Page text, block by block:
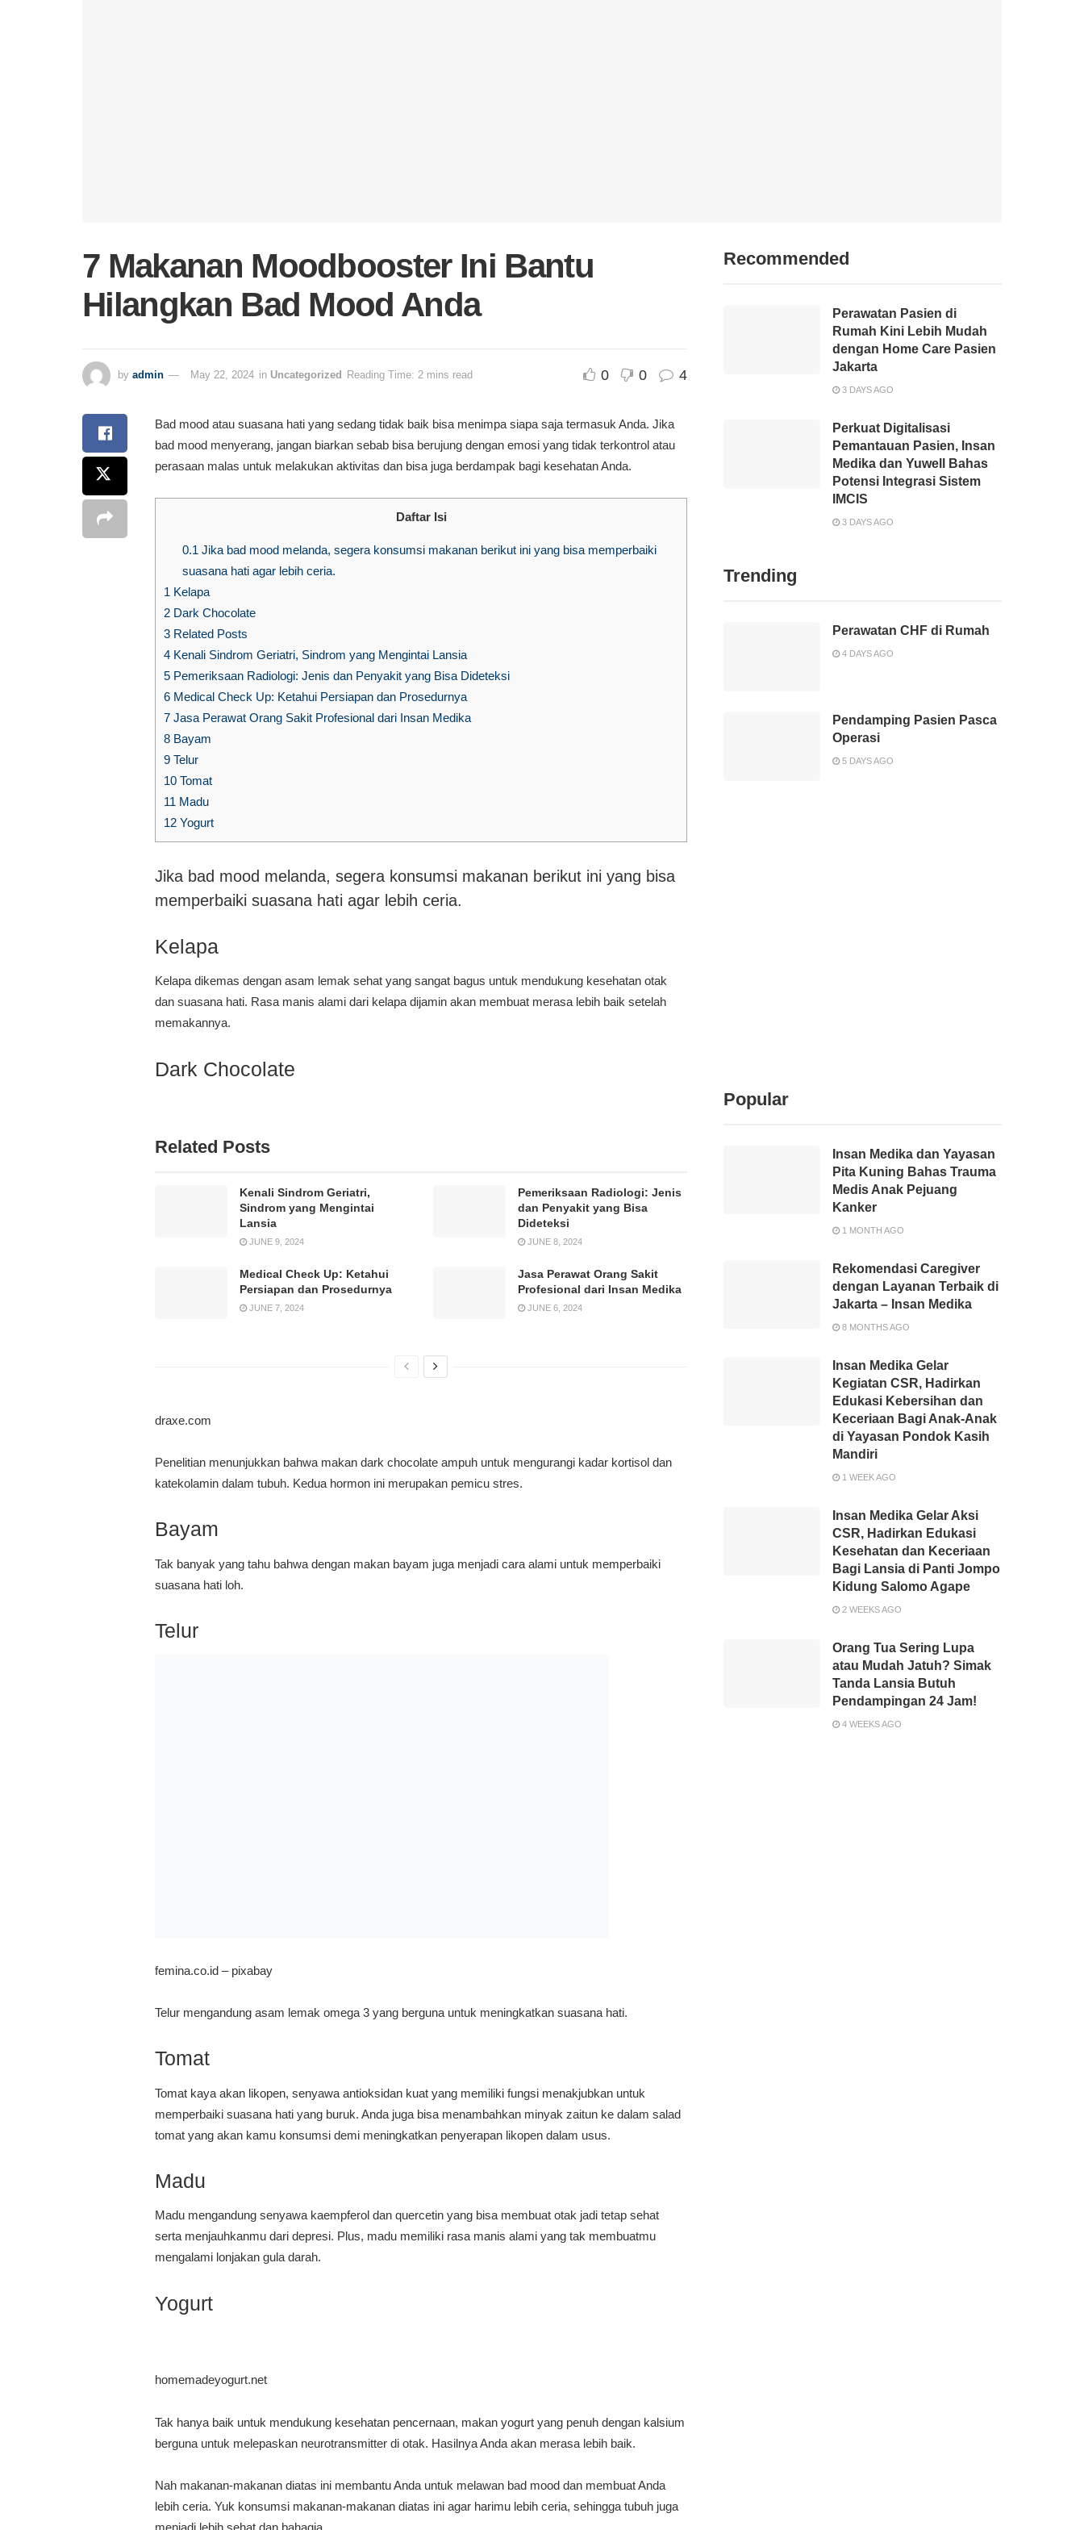
7 Makanan Moodbooster Ini Bantu
Hilangkan Bad Mood Anda
by admin May 22, 2024 in Uncategorized Reading Time: 2 mins read 0 0 4
Bad mood atau suasana hati yang sedang tidak baik bisa menimpa siapa saja termasuk Anda. Jika
bad mood menyerang, jangan biarkan sebab bisa berujung dengan emosi yang tidak terkontrol atau
perasaan malas untuk melakukan aktivitas dan bisa juga berdampak bagi kesehatan Anda.
Daftar Isi
0.1Jika bad mood melanda, segera konsumsi makanan berikut ini yang bisa memperbaiki
suasana hati agar lebih ceria.
1 Kelapa
2 Dark Chocolate
3 Related Posts
4 Kenali Sindrom Geriatri, Sindrom yang Mengintai Lansia
5 Pemeriksaan Radiologi: Jenis dan Penyakit yang Bisa Dideteksi
6 Medical Check Up: Ketahui Persiapan dan Prosedurnya
7 Jasa Perawat Orang Sakit Profesional dari Insan Medika
8 Bayam
9 Telur
10 Tomat
11 Madu
12 Yogurt
Jika bad mood melanda, segera konsumsi makanan berikut ini yang bisa
memperbaiki suasana hati agar lebih ceria.
Kelapa
Kelapa dikemas dengan asam lemak sehat yang sangat bagus untuk mendukung kesehatan otak
dan suasana hati. Rasa manis alami dari kelapa dijamin akan membuat merasa lebih baik setelah
memakannya.
Dark Chocolate
Related Posts
Kenali Sindrom Geriatri,
Sindrom yang Mengintai
Lansia
JUNE 9, 2024
Pemeriksaan Radiologi: Jenis
dan Penyakit yang Bisa
Dideteksi
JUNE 8, 2024
Medical Check Up: Ketahui
Persiapan dan Prosedurnya
JUNE 7, 2024
Jasa Perawat Orang Sakit
Profesional dari Insan Medika
JUNE 6, 2024
draxe.com
Penelitian menunjukkan bahwa makan dark chocolate ampuh untuk mengurangi kadar kortisol dan
katekolamin dalam tubuh. Kedua hormon ini merupakan pemicu stres.
Bayam
Tak banyak yang tahu bahwa dengan makan bayam juga menjadi cara alami untuk memperbaiki
suasana hati loh.
Telur
femina.co.id – pixabay
Telur mengandung asam lemak omega 3 yang berguna untuk meningkatkan suasana hati.
Tomat
Tomat kaya akan likopen, senyawa antioksidan kuat yang memiliki fungsi menakjubkan untuk
memperbaiki suasana hati yang buruk. Anda juga bisa menambahkan minyak zaitun ke dalam salad
tomat yang akan kamu konsumsi demi meningkatkan penyerapan likopen dalam usus.
Madu
Madu mengandung senyawa kaempferol dan quercetin yang bisa membuat otak jadi tetap sehat
serta menjauhkanmu dari depresi. Plus, madu memiliki rasa manis alami yang tak membuatmu
mengalami lonjakan gula darah.
Yogurt
homemadeyogurt.net
Tak hanya baik untuk mendukung kesehatan pencernaan, makan yogurt yang penuh dengan kalsium
berguna untuk melepaskan neurotransmitter di otak. Hasilnya Anda akan merasa lebih baik.
Nah makanan-makanan diatas ini membantu Anda untuk melawan bad mood dan membuat Anda
lebih ceria. Yuk konsumsi makanan-makanan diatas ini agar harimu lebih ceria, sehingga tubuh juga
menjadi lebih sehat dan bahagia.
Recommended
Perawatan Pasien di
Rumah Kini Lebih Mudah
dengan Home Care Pasien
Jakarta
3 DAYS AGO
Perkuat Digitalisasi
Pemantauan Pasien, Insan
Medika dan Yuwell Bahas
Potensi Integrasi Sistem
IMCIS
3 DAYS AGO
Trending
Perawatan CHF di Rumah
4 DAYS AGO
Pendamping Pasien Pasca
Operasi
5 DAYS AGO
Popular
Insan Medika dan Yayasan
Pita Kuning Bahas Trauma
Medis Anak Pejuang
Kanker
1 MONTH AGO
Rekomendasi Caregiver
dengan Layanan Terbaik di
Jakarta – Insan Medika
8 MONTHS AGO
Insan Medika Gelar
Kegiatan CSR, Hadirkan
Edukasi Kebersihan dan
Keceriaan Bagi Anak-Anak
di Yayasan Pondok Kasih
Mandiri
1 WEEK AGO
Insan Medika Gelar Aksi
CSR, Hadirkan Edukasi
Kesehatan dan Keceriaan
Bagi Lansia di Panti Jompo
Kidung Salomo Agape
2 WEEKS AGO
Orang Tua Sering Lupa
atau Mudah Jatuh? Simak
Tanda Lansia Butuh
Pendampingan 24 Jam!
4 WEEKS AGO